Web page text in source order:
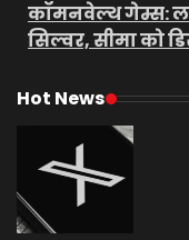
कॉमनवेल्थ गेम्स:
सिल्वर, सीमा को
Hot News